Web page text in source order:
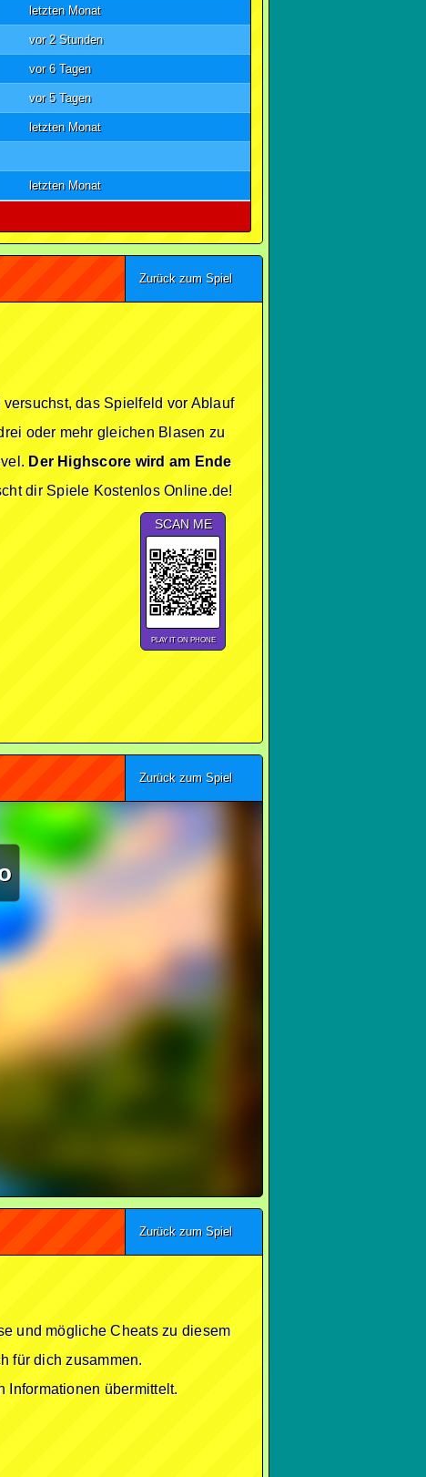
letzten Monat
vor 2 Stunden
vor 6 Tagen
vor 5 Tagen
letzten Monat
letzten Monat
Zurück zum Spiel
das Spielfeld vor Ablauf
oder mehr gleichen Blasen zu
Der Highscore wird am Ende
dir Spiele Kostenlos Online.de!
SCAN ME
PLAY IT ON PHONE
Zurück zum Spiel
Zurück zum Spiel
und mögliche Cheats zu diesem
für dich zusammen.
Informationen übermittelt.